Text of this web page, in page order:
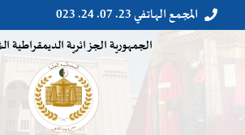

 المجمع الهاتفي 23. 07. 24. 023
الجمهورية الجزائرية الديمقراطية